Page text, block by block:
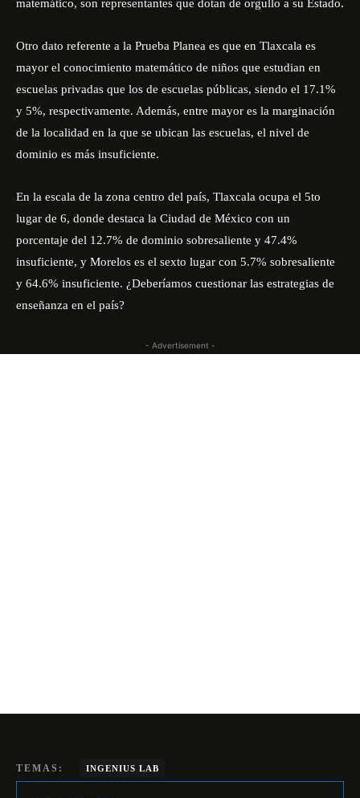
matemático, son representantes que dotan de orgullo a su Estado.
Otro dato referente a la Prueba Planea es que en Tlaxcala es
mayor el conocimiento matemático de niños que estudian en
escuelas privadas que los de escuelas públicas, siendo el 17.1%
y 5%, respectivamente. Además, entre mayor es la marginación
de la localidad en la que se ubican las escuelas, el nivel de
dominio es más insuficiente.
En la escala de la zona centro del país, Tlaxcala ocupa el 5to
lugar de 6, donde destaca la Ciudad de México con un
porcentaje del 12.7% de dominio sobresaliente y 47.4%
insuficiente, y Morelos es el sexto lugar con 5.7% sobresaliente
y 64.6% insuficiente. ¿Deberíamos cuestionar las estrategias de
enseñanza en el país?
- Advertisement -
TEMAS: INGENIUS LAB